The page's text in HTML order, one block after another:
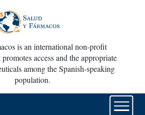
is an international non-profit
access and the appropriate
among the Spanish-speaking
population.